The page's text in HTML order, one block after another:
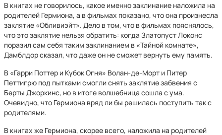
В книгах не говорилось, какое именно заклинание наложила на
родителей Гермиона, а в фильмах показано, что она произнесла
заклятие «Обливиэйт». Дело в том, что в фильмах пояснялось,
что это заклятие нельзя обратить: когда Златопуст Локонс
поразил сам себя таким заклинанием в «Тайной комнате»,
Дамблдор сказал, что даже он не сможет вернуть ему память.
В «Гарри Поттер и Кубок Огня» Волан-де-Морт и Питер
Петтигрю под пытками смогли снять заклятие забвения с
Берты Джоркинс, но в итоге волшебница сошла с ума.
Очевидно, что Гермиона вряд ли бы решилась поступить так с
родителями.
В книгах же Гермиона, скорее всего, наложила на родителей